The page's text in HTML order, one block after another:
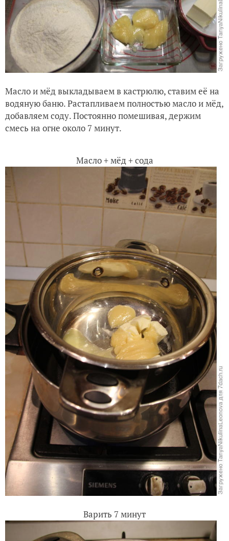
Масло и мёд выкладываем в кастрюлю, ставим её на
водяную баню. Растапливаем полностью масло и мёд,
добавляем соду. Постоянно помешивая, держим
смесь на огне около 7 минут.
Масло + мёд + сода
Варить 7 минут